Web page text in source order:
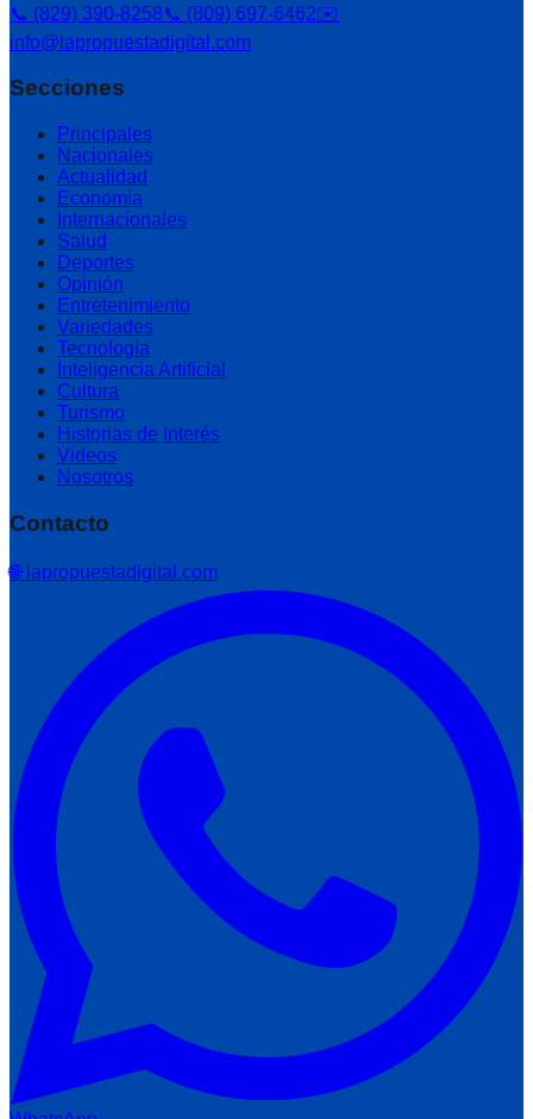
📞 (829) 390-8258📞 (809) 697-6462✉️
info@lapropuestadigital.com
Secciones
Principales
Nacionales
Actualidad
Economía
Internacionales
Salud
Deportes
Opinión
Entretenimiento
Variedades
Tecnología
Inteligencia Artificial
Cultura
Turismo
Historias de Interés
Videos
Nosotros
Contacto
🌐 lapropuestadigital.com